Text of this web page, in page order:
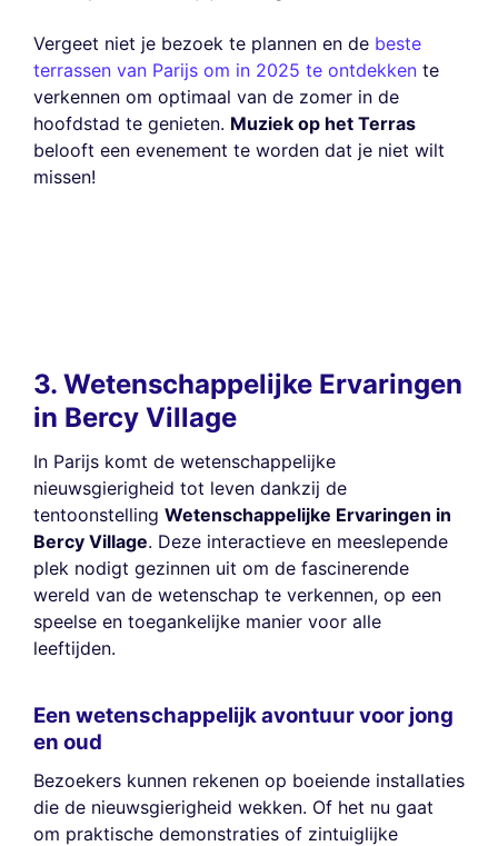
Vergeet niet je bezoek te plannen en de beste
terrassen van Parijs om in 2025 te ontdekken te
verkennen om optimaal van de zomer in de
hoofdstad te genieten. Muziek op het Terras
belooft een evenement te worden dat je niet wilt
missen!
3. Wetenschappelijke Ervaringen
in Bercy Village
In Parijs komt de wetenschappelijke
nieuwsgierigheid tot leven dankzij de
tentoonstelling Wetenschappelijke Ervaringen in
Bercy Village. Deze interactieve en meeslepende
plek nodigt gezinnen uit om de fascinerende
wereld van de wetenschap te verkennen, op een
speelse en toegankelijke manier voor alle
leeftijden.
Een wetenschappelijk avontuur voor jong
en oud
Bezoekers kunnen rekenen op boeiende installaties
die de nieuwsgierigheid wekken. Of het nu gaat
om praktische demonstraties of zintuiglijke